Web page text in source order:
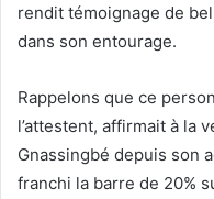
rendit témoignage de
dans son entourage.
Rappelons que ce
l’attestent, affirmait à la
Gnassingbé depuis son
franchi la barre de 20%